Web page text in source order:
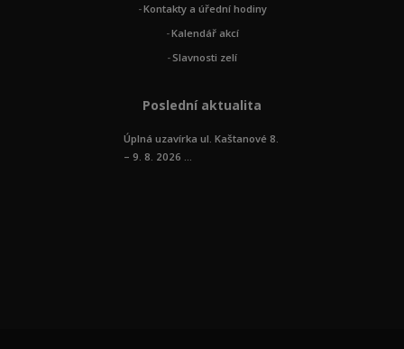
Kontakty a úřední hodiny
Kalendář akcí
Slavnosti zelí
Poslední aktualita
Úplná uzavírka ul. Kaštanové 8.
– 9. 8. 2026 ...